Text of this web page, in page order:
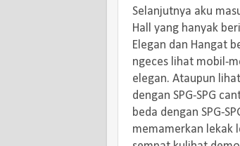
Selanjutnya aku
Hall yang hanyak
Elegan dan Hangat
ngeces lihat mobil-
elegan. Ataupun
dengan SPG-SPG
beda dengan SPG-
memamerkan lekak